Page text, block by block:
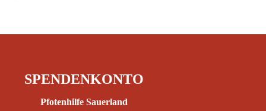
SPENDENKONTO
Pfotenhilfe Sauerland